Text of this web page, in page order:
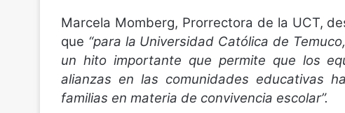
Marcela Momberg, Prorrectora de la UCT,
que “para la Universidad Católica de
un hito importante que permite que los
alianzas en las comunidades educativas
familias en materia de convivencia escolar”.